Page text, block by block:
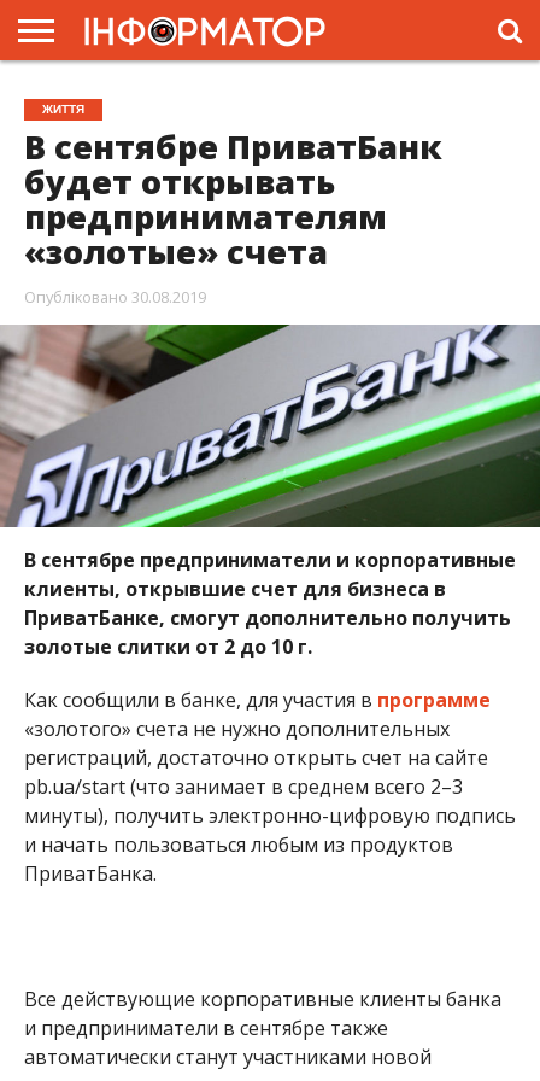
ГОЛОВНА
ЖИТТЯ
ВЛАДА
ГРОШІ
ТРЕШ
ПРЕС-
РЕЛІЗИ
РЕКЛАМА
ПРОЕКТИ
ЖИТТЯ
В сентябре ПриватБанк
будет открывать
предпринимателям
«золотые» счета
Опубліковано 30.08.2019
В сентябре предприниматели и корпоративные
клиенты, открывшие счет для бизнеса в
ПриватБанке, смогут дополнительно получить
золотые слитки от 2 до 10 г.
Как сообщили в банке, для участия в программе
«золотого» счета не нужно дополнительных
регистраций, достаточно открыть счет на сайте
pb.ua/start (что занимает в среднем всего 2–3
минуты), получить электронно-цифровую подпись
и начать пользоваться любым из продуктов
ПриватБанка.
Все действующие корпоративные клиенты банка
и предприниматели в сентябре также
автоматически станут участниками новой